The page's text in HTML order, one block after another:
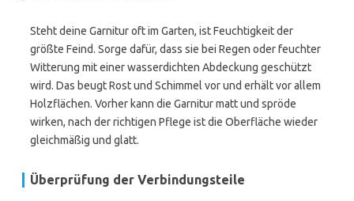
Steht deine Garnitur oft im Garten, ist Feuchtigkeit der
größte Feind. Sorge dafür, dass sie bei Regen oder feuchter
Witterung mit einer wasserdichten Abdeckung geschützt
wird. Das beugt Rost und Schimmel vor und erhält vor allem
Holzflächen. Vorher kann die Garnitur matt und spröde
wirken, nach der richtigen Pflege ist die Oberfläche wieder
gleichmäßig und glatt.
Überprüfung der Verbindungsteile